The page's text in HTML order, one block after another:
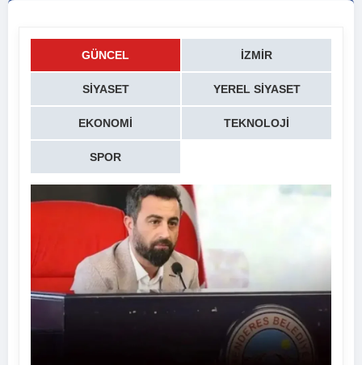
GÜNCEL İZMIR
SIYASET YEREL SIYASET
EKONOMI TEKNOLOJI
SPOR